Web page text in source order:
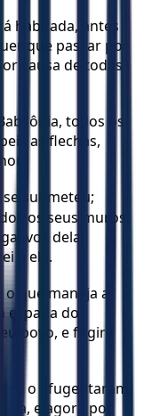
habitada, antes
que passar por
causa de todas
todos os
as flechas,
submeteu;
os seus muros.
vos dela;
a ela.
que maneja a
espada do
povo, e fugirá
o afugentaram;
e agora por